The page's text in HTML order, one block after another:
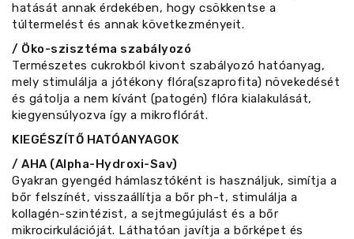
hatását annak érdekében, hogy csökkentse a
túltermelést és annak következményeit.
/ Öko-szisztéma szabályozó
Természetes cukrokból kivont szabályozó hatóanyag,
mely stimulálja a jótékony flóra(szaprofita) növekedését
és gátolja a nem kívánt (patogén) flóra kialakulását,
kiegyensúlyozva így a mikroflórát.
KIEGÉSZÍTŐ HATÓANYAGOK
/ AHA (Alpha-Hydroxi-Sav)
Gyakran gyengéd hámlasztóként is használjuk, simítja a
bőr felszínét, visszaállítja a bőr ph-t, stimulálja a
kollagén-szintézist, a sejtmegújulást és a bőr
mikrocirkulációját. Láthatóan javítja a bőrképet és